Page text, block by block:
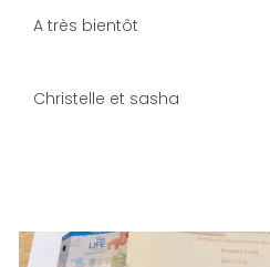
A très bientôt
Christelle et sasha